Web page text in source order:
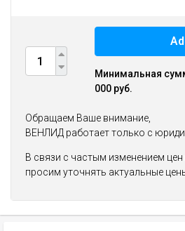
Минимальная
000 руб.
Обращаем Ваше внимание,
ВЕНЛИД работает только с
В связи с частым изменением
просим уточнять актуальные